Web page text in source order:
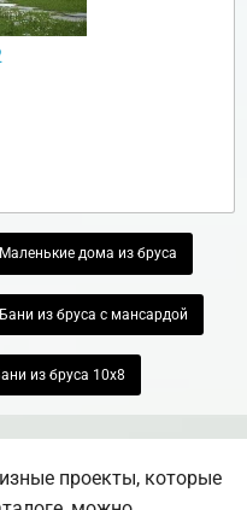
Маленькие дома из бруса
Бани из бруса с мансардой
из бруса 10х8
проекты, которые